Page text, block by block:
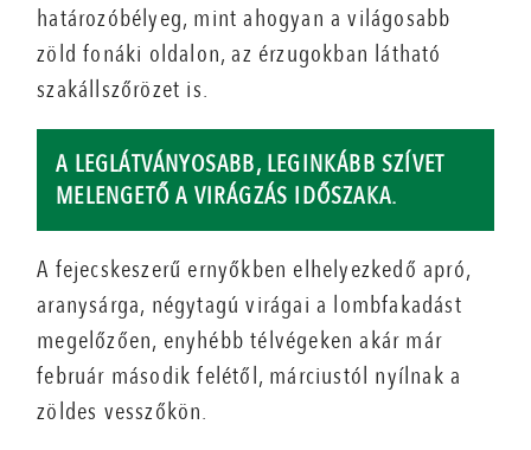
határozóbélyeg, mint ahogyan a világosabb
zöld fonáki oldalon, az érzugokban látható
szakállszőrözet is.
A LEGLÁTVÁNYOSABB, LEGINKÁBB SZÍVET
MELENGETŐ A VIRÁGZÁS IDŐSZAKA.
A fejecskeszerű ernyőkben elhelyezkedő apró,
aranysárga, négytagú virágai a lombfakadást
megelőzően, enyhébb télvégeken akár már
február második felétől, márciustól nyílnak a
zöldes vesszőkön.